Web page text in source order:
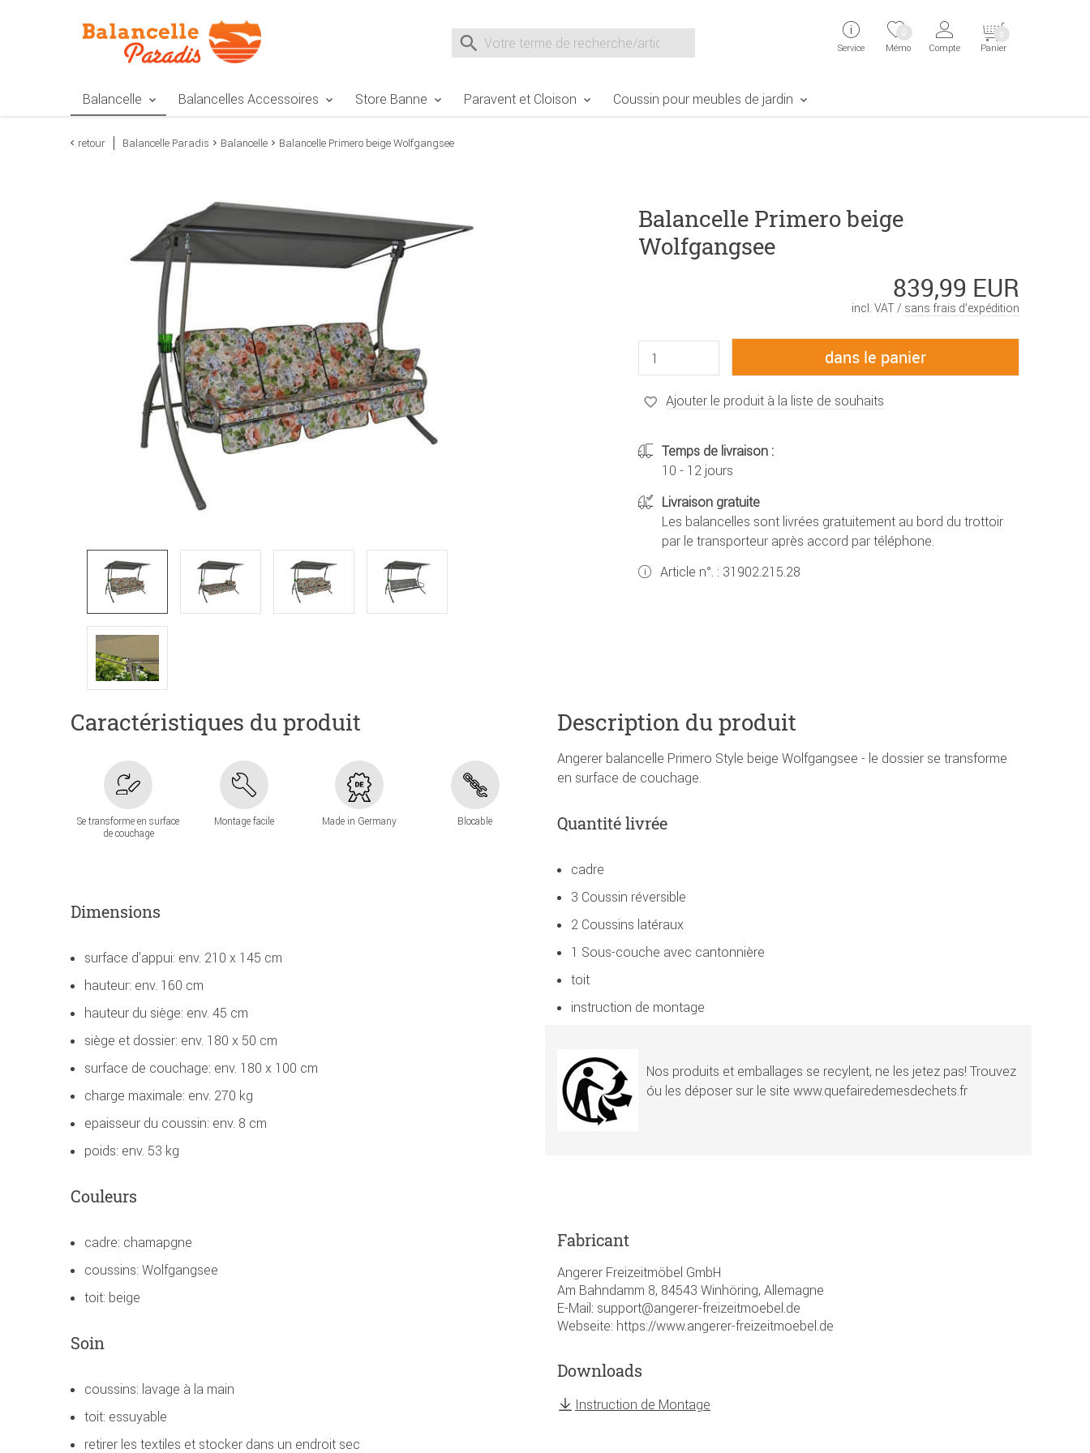
Suche nach
Service Mémo
0
Compte Panier
0
Balancelle Balancelles Accessoires Store Banne Paravent et Cloison Coussin pour meubles de jardin
retour Balancelle Paradis Balancelle Balancelle Primero beige Wolfgangsee
Balancelle Primero beige
Wolfgangsee
839,99 EUR
incl. VAT / sans frais d’expédition
Ajouter le produit à la liste de souhaits
Temps de livraison :
10 - 12 jours
Livraison gratuite
Les balancelles sont livrées gratuitement au bord du trottoir
par le transporteur après accord par téléphone.
Article n°. : 31902.215.28
Caractéristiques du produit
Se transforme en surface
de couchage
Montage facile Made in Germany Blocable
Dimensions
surface d'appui: env. 210 x 145 cm
hauteur: env. 160 cm
hauteur du siège: env. 45 cm
siège et dossier: env. 180 x 50 cm
surface de couchage: env. 180 x 100 cm
charge maximale: env. 270 kg
epaisseur du coussin: env. 8 cm
poids: env. 53 kg
Couleurs
cadre: chamapgne
coussins: Wolfgangsee
toit: beige
Soin
coussins: lavage à la main
toit: essuyable
retirer les textiles et stocker dans un endroit sec
Description du produit
Angerer balancelle Primero Style beige Wolfgangsee - le dossier se transforme
en surface de couchage.
Quantité livrée
cadre
3 Coussin réversible
2 Coussins latéraux
1 Sous-couche avec cantonnière
toit
instruction de montage
Nos produits et emballages se recylent, ne les jetez pas! Trouvez
óu les déposer sur le site www.quefairedemesdechets.fr
Fabricant
Angerer Freizeitmöbel GmbH
Am Bahndamm 8, 84543 Winhöring, Allemagne
E-Mail: support@angerer-freizeitmoebel.de
Webseite: https://www.angerer-freizeitmoebel.de
Downloads
Instruction de Montage